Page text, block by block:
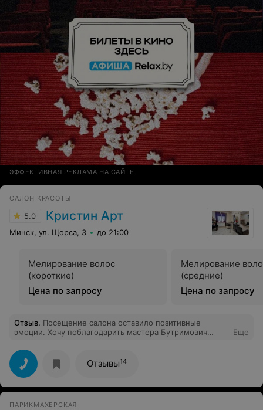
ЭФФЕКТИВНАЯ РЕКЛАМА НА САЙТЕ
САЛОН КРАСОТЫ
5.0 Кристин Арт
Минск, ул. Щорса, 3 до 21:00
Мелирование волос
(короткие)
Цена по запросу
Мелирование
(средние)
Цена по запросу
Отзыв. Посещение салона оставило позитивные
эмоции. Хочу поблагодарить мастера Бутримович
обслуживание. Делала у нее мелирование с
тонировкой и стрижку. Цвет подобран идеально,
укладку сделала прекрасно. Осталась очень
довольная. Записалась на следующую окраску :)
Еще
Отзывы14
ПАРИКМАХЕРСКАЯ